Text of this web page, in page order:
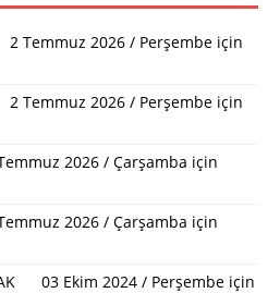
2026 / Perşembe için
2026 / Perşembe için
2026 / Çarşamba için
2026 / Çarşamba için
03 Ekim 2024 / Perşembe için